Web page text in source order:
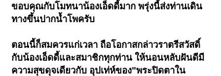
ขอบคุณกับโมทนาน้องเอ็ดดี้มาก พรุ่งนี้ส่งท่านเดิน
ทางขึ้นปากน้ำโพครับ
ตอนนี้ก็สมควรแก่เวลา ถือโอกาสกล่าวราตรีสวัสดิ์
กับน้องเอ็ดดี้และสมาชิกทุกท่าน ให้นอนหลับฝันดีมี
ความสุขดุจเดียวกับ อุปเท่ห์ของ"พระปิดตาใน